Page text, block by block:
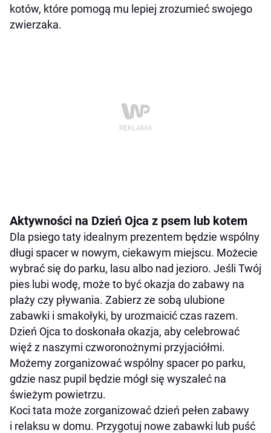
kotów, które pomogą mu lepiej zrozumieć swojego
zwierzaka.
Aktywności na Dzień Ojca z psem lub kotem
Dla psiego taty idealnym prezentem będzie wspólny
długi spacer w nowym, ciekawym miejscu. Możecie
wybrać się do parku, lasu albo nad jezioro. Jeśli Twój
pies lubi wodę, może to być okazja do zabawy na
plaży czy pływania. Zabierz ze sobą ulubione
zabawki i smakołyki, by urozmaicić czas razem.
Dzień Ojca to doskonała okazja, aby celebrować
więź z naszymi czworonożnymi przyjaciółmi.
Możemy zorganizować wspólny spacer po parku,
gdzie nasz pupil będzie mógł się wyszaleć na
świeżym powietrzu.
Koci tata może zorganizować dzień pełen zabawy
i relaksu w domu. Przygotuj nowe zabawki lub puść